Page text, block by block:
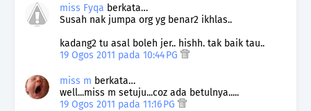
miss Fyqa berkata…
Susah nak jumpa org yg benar2 ikhlas..
kadang2 tu asal boleh jer.. hishh. tak baik tau..
19 Ogos 2011 pada 10:44 PG
miss m berkata…
well...miss m setuju...coz ada betulnya.....
19 Ogos 2011 pada 11:16 PG